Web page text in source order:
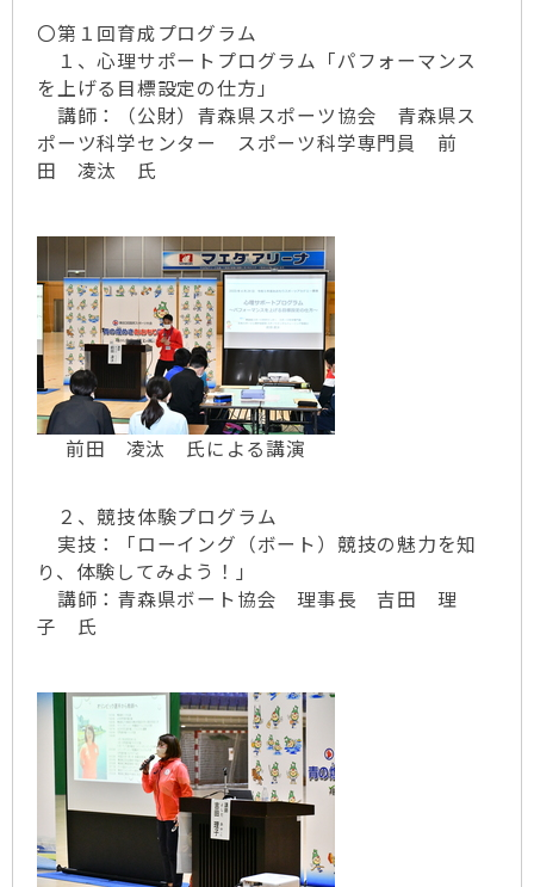
〇第１回育成プログラム
１、心理サポートプログラム「パフォーマンス
を上げる目標設定の仕方」
講師：（公財）青森県スポーツ協会 青森県ス
ポーツ科学センター スポーツ科学専門員 前
田 凌汰 氏
前田 凌汰 氏による講演
２、競技体験プログラム
実技：「ローイング（ボート）競技の魅力を知
り、体験してみよう！」
講師：青森県ボート協会 理事長 吉田 理
子 氏